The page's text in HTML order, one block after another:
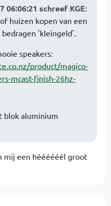
06:06:21 schreef KGE:
huizen kopen van een
'kleingeld'.
speakers:
product/magico-
mcast-finish-26hz-
blok aluminium
mij een héééééél groot